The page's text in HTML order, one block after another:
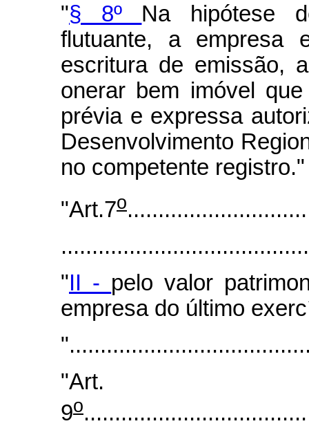
"§ 8º Na hipótese
flutuante, a empresa
escritura de emissão,
onerar bem imóvel
prévia e expressa
Desenvolvimento
no competente registro."
"Art.7o
"II - pelo valor
empresa do último
"Art.
9o